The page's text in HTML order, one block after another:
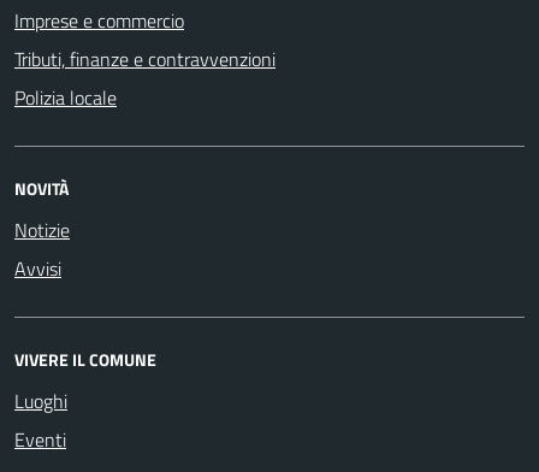
Imprese e commercio
Tributi, finanze e contravvenzioni
Polizia locale
NOVITÀ
Notizie
Avvisi
VIVERE IL COMUNE
Luoghi
Eventi